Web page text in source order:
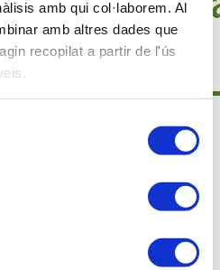
amb qui col·laborem. Al
amb altres dades que
recopilat a partir de l'ús
Els camps necessaris